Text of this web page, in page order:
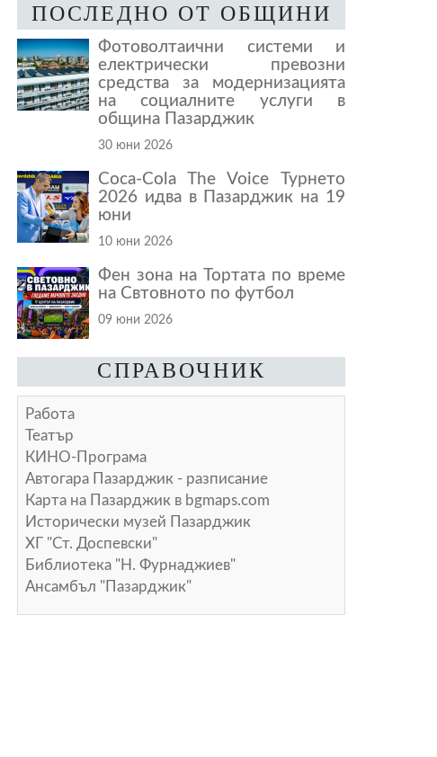
ПОСЛЕДНО ОТ ОБЩИНИ
Фотоволтаични системи и
електрически превозни
средства за модернизацията
на социалните услуги в
община Пазарджик
30 юни 2026
Coca-Cola The Voice Турнето
2026 идва в Пазарджик на 19
юни
10 юни 2026
Фен зона на Тортата по време
на Свтовното по футбол
09 юни 2026
СПРАВОЧНИК
Работа
Театър
КИНО-Програма
Автогара Пазарджик - разписание
Карта на Пазарджик в bgmaps.com
Исторически музей Пазарджик
ХГ "Ст. Доспевски"
Библиотека "Н. Фурнаджиев"
Ансамбъл "Пазарджик"